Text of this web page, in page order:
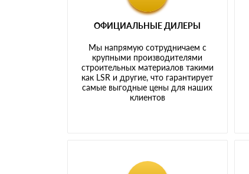
ОФИЦИАЛЬНЫЕ ДИЛЕРЫ
Мы напрямую сотрудничаем с
крупными производителями
строительных материалов такими
как LSR и другие, что гарантирует
самые выгодные цены для наших
клиентов